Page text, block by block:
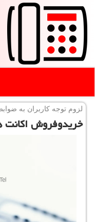
لزوم توجه كاربران به
خریدوفروش اكانت